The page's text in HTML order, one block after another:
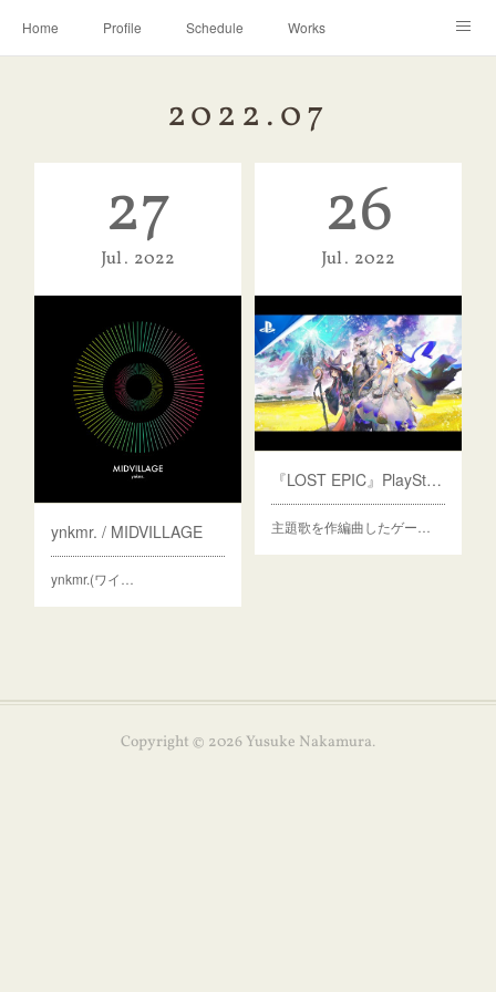
Home Profile Schedule Works
2022 .07
27
Jul 2022
ynkmr. / MIDVILLAGE
ynkmr.(ワイ…
26
Jul 2022
『LOST EPIC』PlayStation版
主題歌を作編曲したゲー…
Copyright © 2026 Yusuke Nakamura.